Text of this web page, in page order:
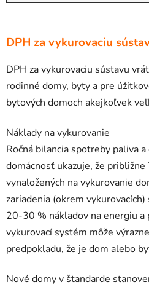
DPH za vykurovaciu
DPH za vykurovaciu sústavu
rodinné domy, byty a pre
bytových domoch akejkoľvek
Náklady na vykurovanie
Ročná bilancia spotreby paliva
domácnosť ukazuje, že
vynaložených na vykurovanie
zariadenia (okrem
20-30 % nákladov na energiu
vykurovací systém môže
predpokladu, že je dom alebo
Nové domy v štandarde